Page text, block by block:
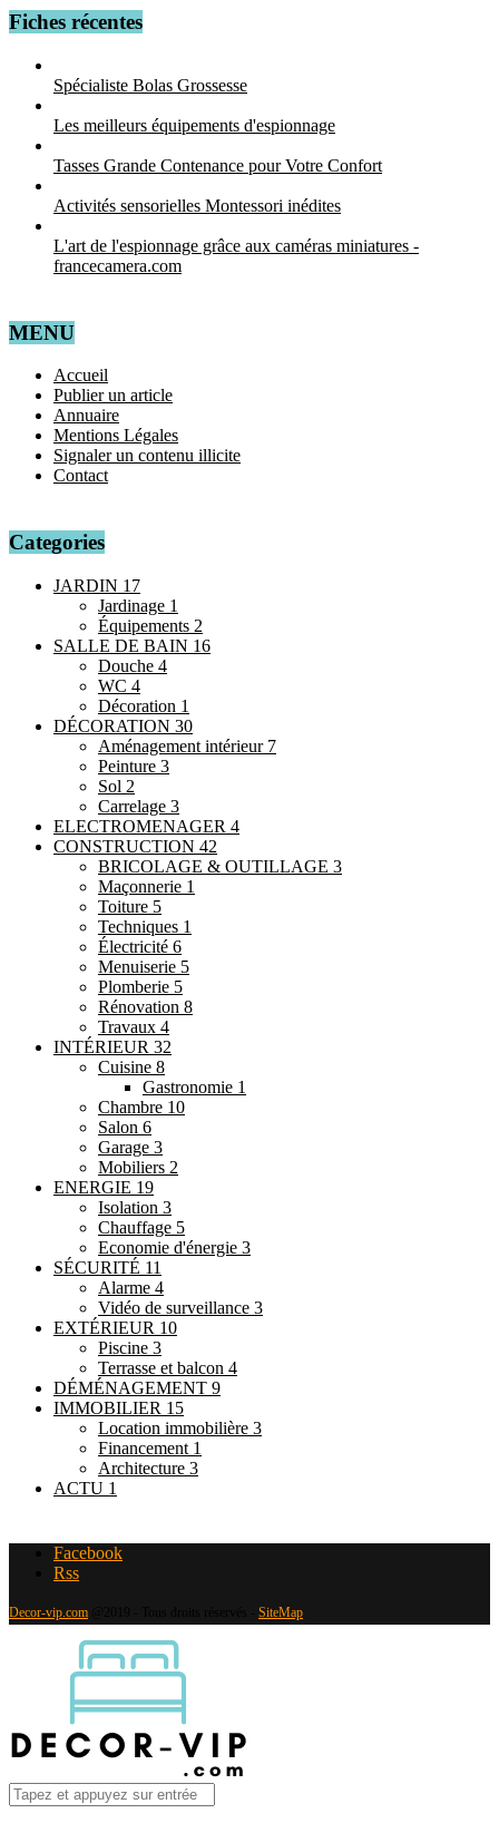
Fiches récentes
Spécialiste Bolas Grossesse
Les meilleurs équipements d'espionnage
Tasses Grande Contenance pour Votre Confort
Activités sensorielles Montessori inédites
L'art de l'espionnage grâce aux caméras miniatures -
francecamera.com
MENU
Accueil
Publier un article
Annuaire
Mentions Légales
Signaler un contenu illicite
Contact
Categories
JARDIN 17
Jardinage 1
Équipements 2
SALLE DE BAIN 16
Douche 4
WC 4
Décoration 1
DÉCORATION 30
Aménagement intérieur 7
Peinture 3
Sol 2
Carrelage 3
ELECTROMENAGER 4
CONSTRUCTION 42
BRICOLAGE & OUTILLAGE 3
Maçonnerie 1
Toiture 5
Techniques 1
Électricité 6
Menuiserie 5
Plomberie 5
Rénovation 8
Travaux 4
INTÉRIEUR 32
Cuisine 8
Gastronomie 1
Chambre 10
Salon 6
Garage 3
Mobiliers 2
ENERGIE 19
Isolation 3
Chauffage 5
Economie d'énergie 3
SÉCURITÉ 11
Alarme 4
Vidéo de surveillance 3
EXTÉRIEUR 10
Piscine 3
Terrasse et balcon 4
DÉMÉNAGEMENT 9
IMMOBILIER 15
Location immobilière 3
Financement 1
Architecture 3
ACTU 1
Facebook
Rss
Decor-vip.com SiteMap